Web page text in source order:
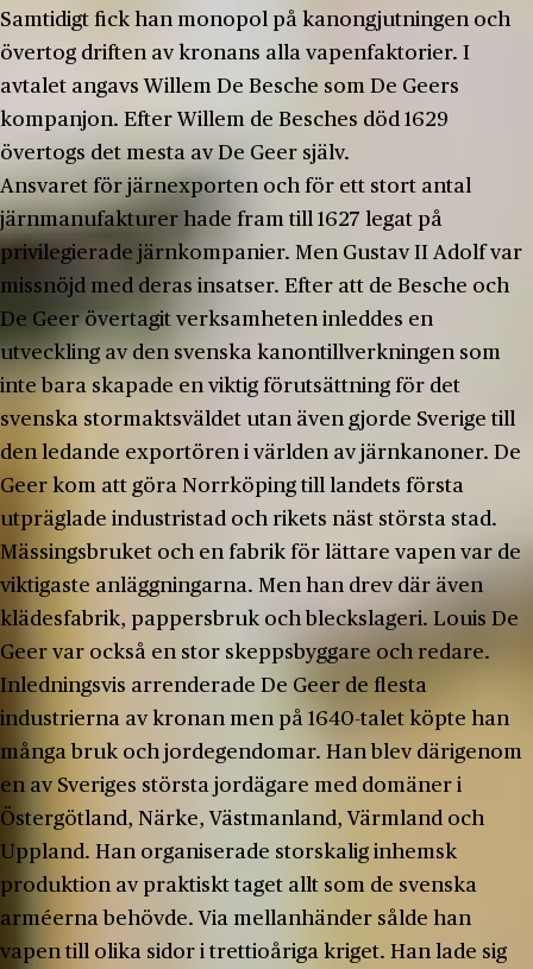
Samtidigt fick han monopol på kanongjutningen och
övertog driften av kronans alla vapenfaktorier. I
avtalet angavs Willem De Besche som De Geers
kompanjon. Efter Willem de Besches död 1629
övertogs det mesta av De Geer själv.
Ansvaret för järnexporten och för ett stort antal
järnmanufakturer hade fram till 1627 legat på
privilegierade järnkompanier. Men Gustav II Adolf var
missnöjd med deras insatser. Efter att de Besche och
De Geer övertagit verksamheten inleddes en
utveckling av den svenska kanontillverkningen som
inte bara skapade en viktig förutsättning för det
svenska stormaktsväldet utan även gjorde Sverige till
den ledande exportören i världen av järnkanoner. De
Geer kom att göra Norrköping till landets första
utpräglade industristad och rikets näst största stad.
Mässingsbruket och en fabrik för lättare vapen var de
viktigaste anläggningarna. Men han drev där även
klädesfabrik, pappersbruk och bleckslageri. Louis De
Geer var också en stor skeppsbyggare och redare.
Inledningsvis arrenderade De Geer de flesta
industrierna av kronan men på 1640-talet köpte han
många bruk och jordegendomar. Han blev därigenom
en av Sveriges största jordägare med domäner i
Östergötland, Närke, Västmanland, Värmland och
Uppland. Han organiserade storskalig inhemsk
produktion av praktiskt taget allt som de svenska
arméerna behövde. Via mellanhänder sålde han
vapen till olika sidor i trettioåriga kriget. Han lade sig